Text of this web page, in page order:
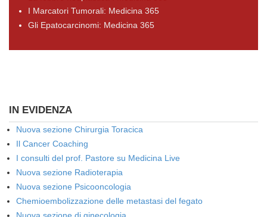
I Marcatori Tumorali: Medicina 365
Gli Epatocarcinomi: Medicina 365
IN EVIDENZA
Nuova sezione Chirurgia Toracica
Il Cancer Coaching
I consulti del prof. Pastore su Medicina Live
Nuova sezione Radioterapia
Nuova sezione Psicooncologia
Chemioembolizzazione delle metastasi del fegato